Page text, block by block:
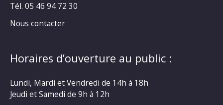
Tél. 05 46 94 72 30
Nous contacter
Horaires d’ouverture au public :
Lundi, Mardi et Vendredi de 14h à 18h
Jeudi et Samedi de 9h à 12h